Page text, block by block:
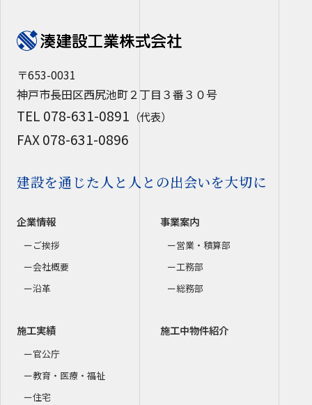
〒653-0031
神戸市長田区西尻池町２丁目３番３０号
TEL 078-631-0891 （代表）
FAX 078-631-0896
建設を通じた人と人との出会いを大切に
企業情報
ご挨拶
会社概要
沿革
事業案内
営業・積算部
工務部
総務部
施工実績
官公庁
教育・医療・福祉
住宅
施工中物件紹介